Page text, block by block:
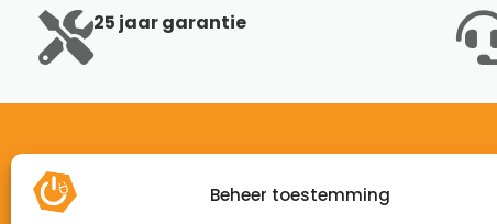
Beheer toestemming
25 jaar garantie
Home